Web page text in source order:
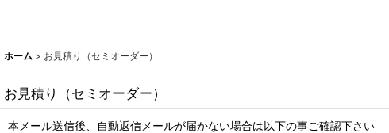
ホーム > お見積り（セミオーダー）
お見積り（セミオーダー）
本メール送信後、自動返信メールが届かない場合は以下の事ご確認下さい